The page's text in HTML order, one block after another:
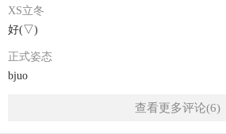
XS立冬
好(▽)
正式姿态
bjuo
查看更多评论(6)